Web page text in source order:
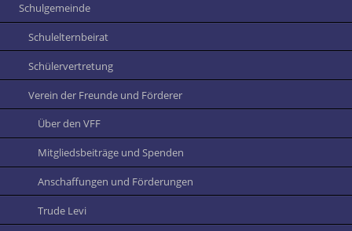
Schulgemeinde
Schulelternbeirat
Schülervertretung
Verein der Freunde und Förderer
Über den VFF
Mitgliedsbeiträge und Spenden
Anschaffungen und Förderungen
Trude Levi